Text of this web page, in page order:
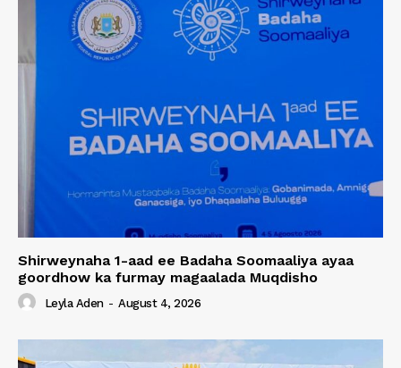
Shirweynaha 1-aad ee Badaha Soomaaliya ayaa
goordhow ka furmay magaalada Muqdisho
Leyla Aden - August 4, 2026